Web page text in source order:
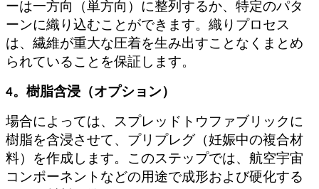
ーは一方向（単方向）に整列するか、特定のパタ
ーンに織り込むことができます。織りプロセス
は、繊維が重大な圧着を生み出すことなくまとめ
られていることを保証します。
4。樹脂含浸（オプション）
場合によっては、スプレッドトウファブリックに
樹脂を含浸させて、プリプレグ（妊娠中の複合材
料）を作成します。このステップでは、航空宇宙
コンポーネントなどの用途で成形および硬化する